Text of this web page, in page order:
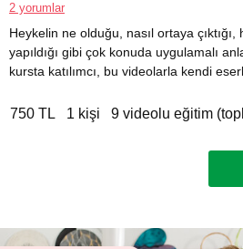
2 yorumlar
Heykelin ne olduğu, nasıl ortaya
yapıldığı gibi çok konuda uygulamalı
kursta katılımcı, bu videolarla kendi
750 TL 1 kişi 9 videolu eğitim